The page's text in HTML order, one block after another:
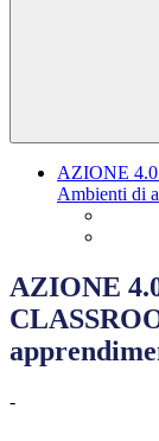
AZIONE
Ambienti di
AZIONE
-